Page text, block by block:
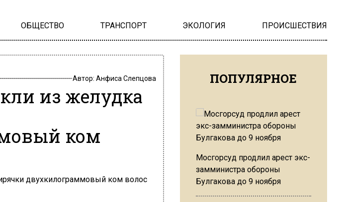
ОБЩЕСТВО ТРАНСПОРТ ЭКОЛОГИЯ ПРОИСШЕСТВИЯ
Автор: Анфиса Слепцова
из желудка
ком
ПОПУЛЯРНОЕ
Мосгорсуд продлил арест экс-
замминистра обороны
Булгакова до 9 ноября